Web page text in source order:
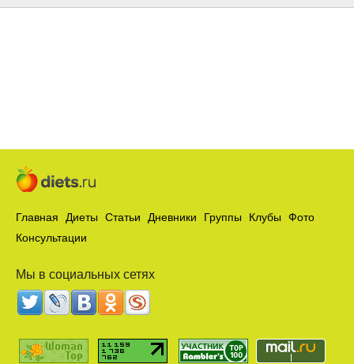
Главная Диеты Статьи Дневники Группы Клубы
Фото
Консультации
Мы в социальных сетях